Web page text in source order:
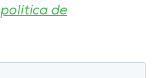
política de